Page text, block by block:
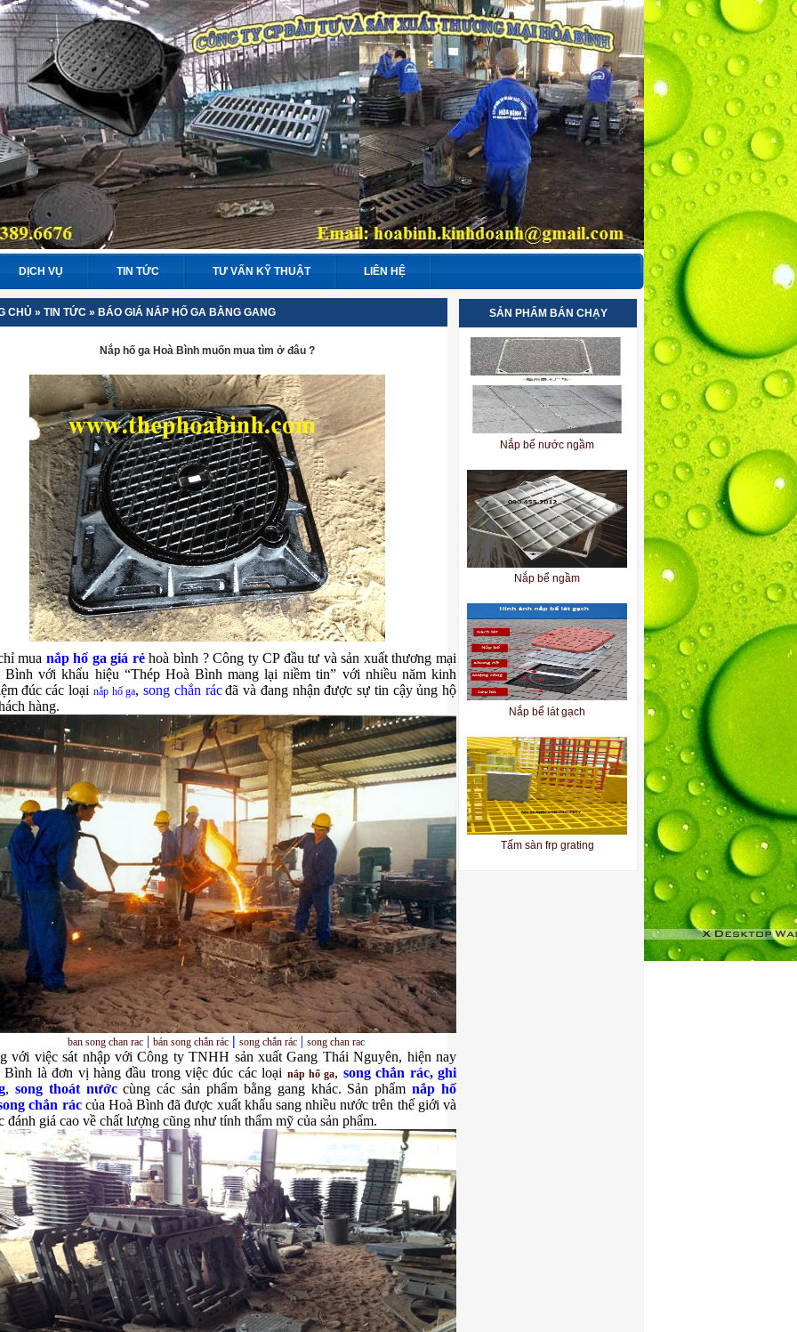
DỊCH VỤ TIN TỨC TƯ VẤN KỸ THUẬT LIÊN HỆ
CHỦ » TIN TỨC » BÁO GIÁ NẮP HỐ GA BẰNG GANG
Nắp hố ga Hoà Bình muốn mua tìm ở đâu ?
mua nắp hố ga giá rẻhoà bình ?Công ty CP đầu tư và sản xuất thương mại
Bình với khẩu hiệu “Thép Hoà Bình mang lại niềm tin” với nhiều năm kinh
đúc các loại nắp hố ga,song chắn rác đã và đang nhận được sự tin cậy ủng hộ
hàng.
ban song chan rac | bán song chắn rác | song chắn rác | song chan rac
với việc sát nhập với Công ty TNHH sản xuất Gang Thái Nguyên, hiện nay
Bình là đơn vị hàng đầu trong việc đúc các loại nắp hố ga, song chắn rác, ghi
, song thoát nướccùng các sản phẩm bằng gang khác. Sản phẩm nắp hố
chắn ráccủa Hoà Bình đã được xuất khẩu sang nhiều nước trên thế giới và
đánh giá cao về chất lượng cũng như tính thẩm mỹ của sản phẩm.
SẢN PHẨM BÁN CHẠY
Nắp bể nước ngầm
Nắp bể ngầm
Nắp bể lát gạch
Tấm sàn frp grating